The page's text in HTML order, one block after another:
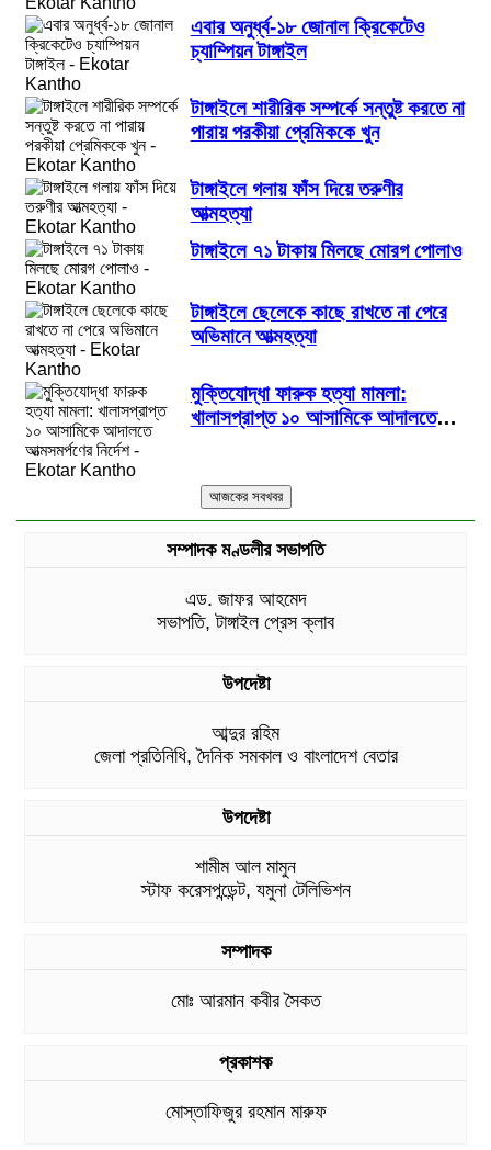
এবার অনুর্ধ্ব-১৮ জোনাল ক্রিকেটেও
চ্যাম্পিয়ন টাঙ্গাইল
টাঙ্গাইলে শারীরিক সম্পর্কে সন্তুষ্ট করতে না
পারায় পরকীয়া প্রেমিককে খুন
টাঙ্গাইলে গলায় ফাঁস দিয়ে তরুণীর
আত্মহত্যা
টাঙ্গাইলে ৭১ টাকায় মিলছে মোরগ পোলাও
টাঙ্গাইলে ছেলেকে কাছে রাখতে না পেরে
অভিমানে আত্মহত্যা
মুক্তিযোদ্ধা ফারুক হত্যা মামলা:
খালাসপ্রাপ্ত ১০ আসামিকে আদালতে
সম্পাদক মণ্ডলীর সভাপতি
এড. জাফর আহমেদ
সভাপতি, টাঙ্গাইল প্রেস ক্লাব
উপদেষ্টা
আব্দুর রহিম
জেলা প্রতিনিধি, দৈনিক সমকাল ও বাংলাদেশ বেতার
উপদেষ্টা
শামীম আল মামুন
স্টাফ করেসপন্ডেন্ট, যমুনা টেলিভিশন
সম্পাদক
মোঃ আরমান কবীর সৈকত
প্রকাশক
মোস্তাফিজুর রহমান মারুফ